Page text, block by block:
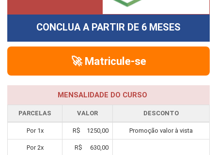
CONCLUA A PARTIR DE 6 MESES
🚀 Matricule-se
MENSALIDADE DO CURSO
PARCELAS VALOR DESCONTO
Por 1x R$ 1250,00 Promoção valor à vista
Por 2x R$ 630,00